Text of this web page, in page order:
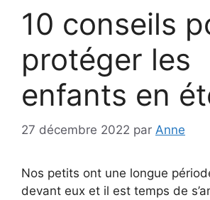
10 conseils
protéger les
enfants en
27 décembre 2022 par Anne
Nos petits ont une longue
devant eux et il est temps de